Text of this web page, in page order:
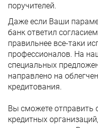
поручителей.
Даже если Ваши
банк ответил
правильнее все-таки
профессионалов. На
специальных
направлено на
кредитования.
Вы сможете отправить
кредитных